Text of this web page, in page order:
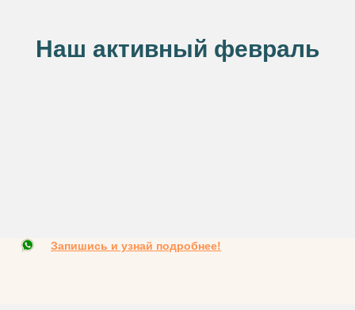
Наш активный февраль
Запишись и узнай подробнее!